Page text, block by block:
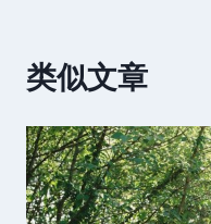
类似文章